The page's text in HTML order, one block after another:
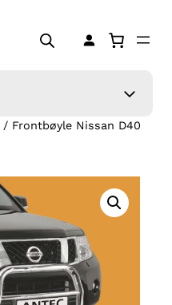
/ Frontbøyle Nissan D40